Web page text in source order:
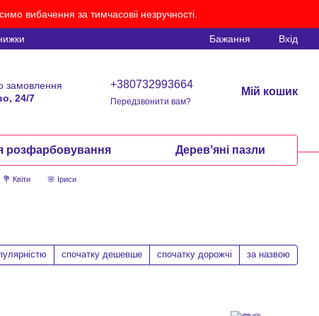
вибачення за тимчасовіі незручності.
Бажання Вхід
замовлення
24/7
+380732993664
Передзвонити вам?
Мій кошик
розфарбовування Деревʼяні пазли
💐 Квіти 🌸 Іриси
спочатку дешевше спочатку дорожчі за назвою